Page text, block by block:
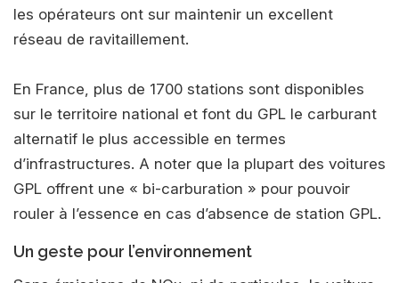
les opérateurs ont sur maintenir un excellent
réseau de ravitaillement.
En France, plus de 1700 stations sont disponibles
sur le territoire national et font du GPL le carburant
alternatif le plus accessible en termes
d’infrastructures. A noter que la plupart des voitures
GPL offrent une « bi-carburation » pour pouvoir
rouler à l’essence en cas d’absence de station GPL.
Un geste pour l’environnement